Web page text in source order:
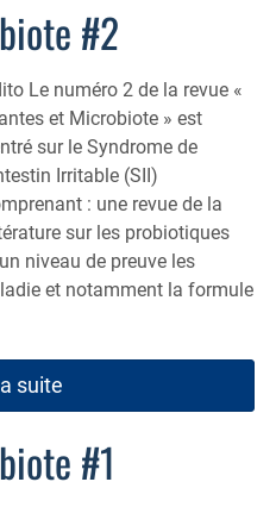
#2
Le numéro 2 de la revue «
et Microbiote » est
sur le Syndrome de
Irritable (SII)
: une revue de la
sur les probiotiques
niveau de preuve les
et notamment la formule
suite
#1